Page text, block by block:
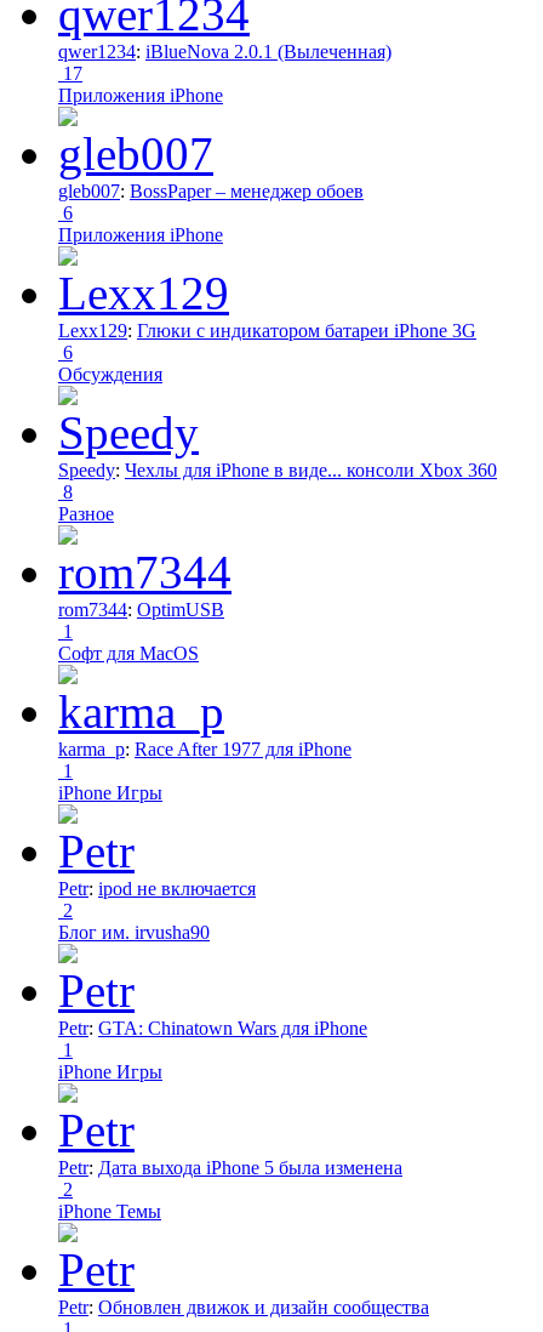
qwer1234: iBlueNova 2.0.1 (Вылеченная)
17
Приложения iPhone
gleb007: BossPaper – менеджер обоев
6
Приложения iPhone
Lexx129: Глюки с индикатором батареи iPhone 3G
6
Обсуждения
Speedy: Чехлы для iPhone в виде... консоли Xbox 360
8
Разное
rom7344: OptimUSB
1
Софт для MacOS
karma_p: Race After 1977 для iPhone
1
iPhone Игры
Petr: ipod не включается
2
Блог им. irvusha90
Petr: GTA: Chinatown Wars для iPhone
1
iPhone Игры
Petr: Дата выхода iPhone 5 была изменена
2
iPhone Темы
Petr: Обновлен движок и дизайн сообщества